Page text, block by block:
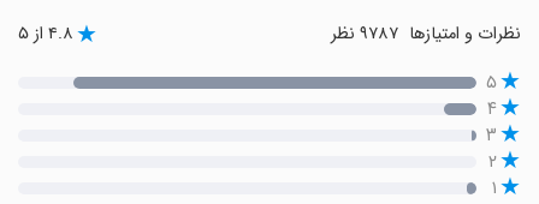
نظرات و امتیازها ۴.۸ از ۵
۵
۴
۳
۲
۱